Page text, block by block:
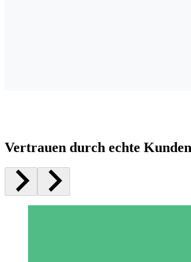
Vertrauen durch echte